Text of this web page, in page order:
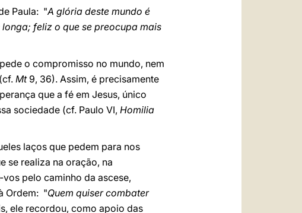
Paula: "A glória deste mundo é
feliz o que se preocupa mais
o compromisso no mundo, nem
Mt 9, 36). Assim, é precisamente
que a fé em Jesus, único
sociedade (cf. Paulo VI, Homilia
laços que pedem para nos
se realiza na oração, na
pelo caminho da ascese,
Ordem: "Quem quiser combater
ele recordou, como apoio das